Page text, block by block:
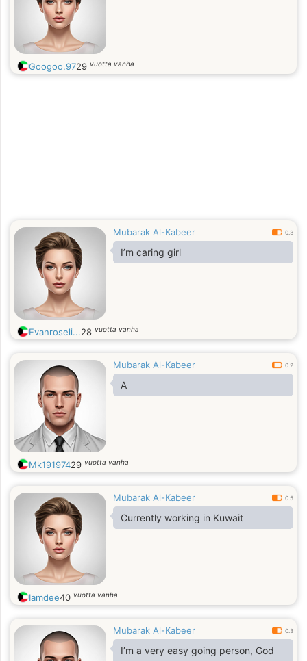
Googoo.9729 vuotta vanha
Mubarak Al-Kabeer 0.3
I’m caring girl
Evanroseli...28 vuotta vanha
Mubarak Al-Kabeer 0.2
A
Mk19197429 vuotta vanha
Mubarak Al-Kabeer 0.5
Currently working in Kuwait
Iamdee40 vuotta vanha
Mubarak Al-Kabeer 0.3
I’m a very easy going person, God